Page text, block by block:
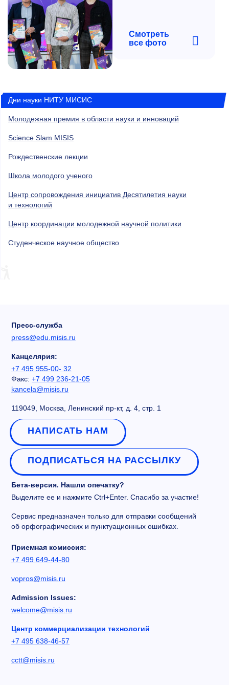
Смотреть
все фото
Дни науки НИТУ МИСИС
Молодежная премия в области науки и инноваций
Science Slam MISIS
Рождественские лекции
Школа молодого ученого
Центр сопровождения инициатив Десятилетия науки
и технологий
Центр координации молодежной научной политики
Студенческое научное общество
Пресс-служба
press@edu.misis.ru
Канцелярия:
+7 495 955-00- 32
Факс: +7 499 236-21-05
kancela@misis.ru
119049, Москва, Ленинский пр-кт, д. 4, стр. 1
НАПИСАТЬ НАМ
ПОДПИСАТЬСЯ НА РАССЫЛКУ
Бета-версия. Нашли опечатку?
Выделите ее и нажмите Ctrl+Enter. Спасибо за участие!
Сервис предназначен только для отправки сообщений
об орфографических и пунктуационных ошибках.
Приемная комиссия:
+7 499 649-44-80
vopros@misis.ru
Admission Issues:
welcome@misis.ru
Центр коммерциализации технологий
+7 495 638-46-57
cctt@misis.ru